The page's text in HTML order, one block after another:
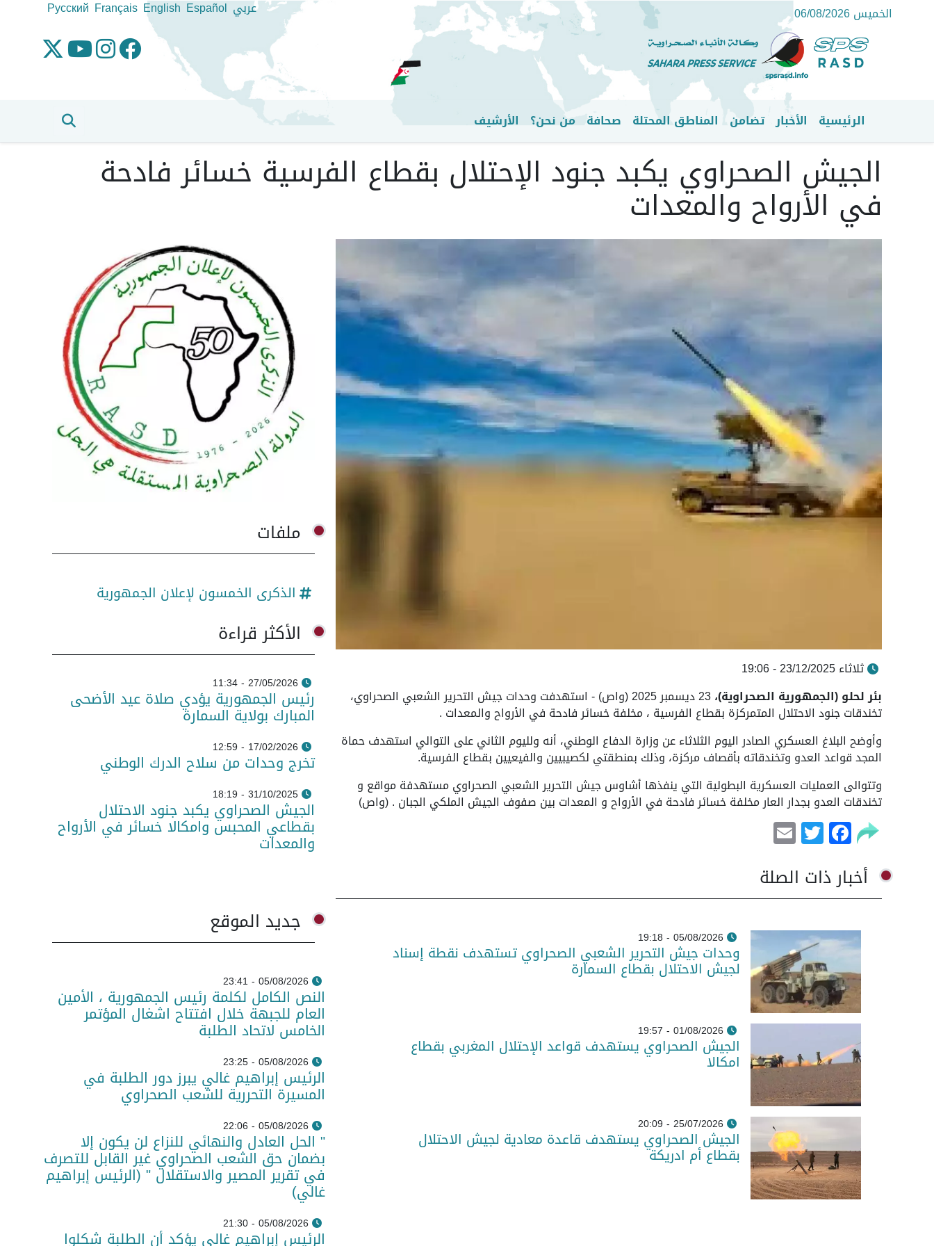
تجاوز
إلى
المحتوى
الرئيسي
الخميس 06/08/2026 عربي Español
English
Français
Pусский
القائمة الرئيسية
الرئيسية الأخبار تضامن المناطق المحتلة صحافة من نحن؟ الأرشيف
الجيش الصحراوي يكبد جنود الإحتلال بقطاع الفرسية خسائر فادحة
في الأرواح والمعدات
ثلاثاء 23/12/2025 - 19:06
بئر لحلو (الجمهورية الصحراوية)،
23 ديسمبر 2025 (واص) - استهدفت وحدات جيش التحرير الشعبي الصحراوي،
تخندقات جنود الاحتلال المتمركزة بقطاع الفرسية ، مخلفة خسائر فادحة في الأرواح والمعدات .
وأوضح البلاغ العسكري الصادر اليوم الثلاثاء عن وزارة الدفاع الوطني، أنه ولليوم الثاني على التوالي استهدف حماة
المجد قواعد العدو وتخندقاته بأقصاف مركزة، وذلك بمنطقتي لكصيبيين والفيعيين بقطاع الفرسية.
وتتوالى العمليات العسكرية البطولية التي ينفذها أشاوس جيش التحرير الشعبي الصحراوي مستهدفة مواقع و
تخندقات العدو بجدار العار مخلفة خسائر فادحة في الأرواح و المعدات بين صفوف الجيش الملكي الجبان . (واص)
Facebook
Twitter
أخبار ذات الصلة
05/08/2026 - 19:18
وحدات جيش التحرير الشعبي الصحراوي تستهدف نقطة إسناد
لجيش الاحتلال بقطاع السمارة
01/08/2026 - 19:57
الجيش الصحراوي يستهدف قواعد الإحتلال المغربي بقطاع
امكالا
25/07/2026 - 20:09
الجيش الصحراوي يستهدف قاعدة معادية لجيش الاحتلال
بقطاع أم ادريكة
ملفات
الذكرى الخمسون لإعلان الجمهورية
الأكثر قراءة
27/05/2026 - 11:34
رئيس الجمهورية يؤدي صلاة عيد الأضحى
المبارك بولاية السمارة
17/02/2026 - 12:59
تخرج وحدات من سلاح الدرك الوطني
31/10/2025 - 18:19
الجيش الصحراوي يكبد جنود الاحتلال
بقطاعي المحبس وامكالا خسائر في الأرواح
والمعدات
جديد الموقع
05/08/2026 - 23:41
النص الكامل لكلمة رئيس الجمهورية ، الأمين
العام للجبهة خلال افتتاح اشغال المؤتمر
الخامس لاتحاد الطلبة
05/08/2026 - 23:25
الرئيس إبراهيم غالي يبرز دور الطلبة في
المسيرة التحررية للشعب الصحراوي
05/08/2026 - 22:06
" الحل العادل والنهائي للنزاع لن يكون إلا
بضمان حق الشعب الصحراوي غير القابل للتصرف
في تقرير المصير والاستقلال " (الرئيس إبراهيم
غالي)
05/08/2026 - 21:30
الرئيس إبراهيم غالي يؤكد أن الطلبة شكلوا